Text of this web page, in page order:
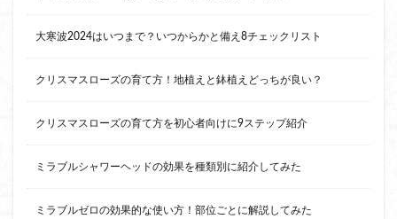
大寒波2024はいつまで？いつからかと備え8チェックリスト
クリスマスローズの育て方！地植えと鉢植えどっちが良い？
クリスマスローズの育て方を初心者向けに9ステップ紹介
ミラブルシャワーヘッドの効果を種類別に紹介してみた
ミラブルゼロの効果的な使い方！部位ごとに解説してみた